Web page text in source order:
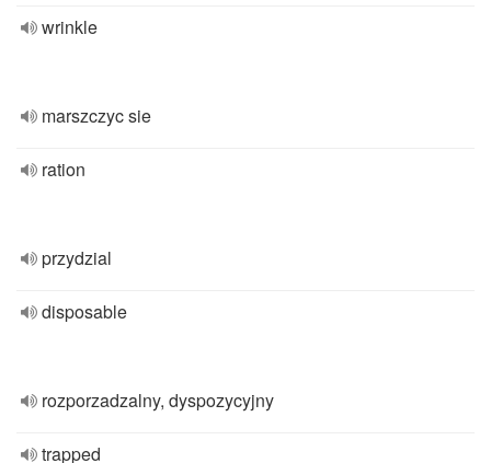
wrinkle
marszczyc sie
ration
przydzial
disposable
rozporzadzalny, dyspozycyjny
trapped